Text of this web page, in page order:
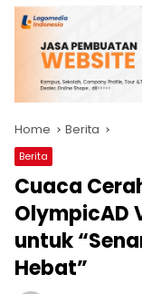
Home Berita
Berita
Cuaca
OlympicAD
untuk
Hebat”